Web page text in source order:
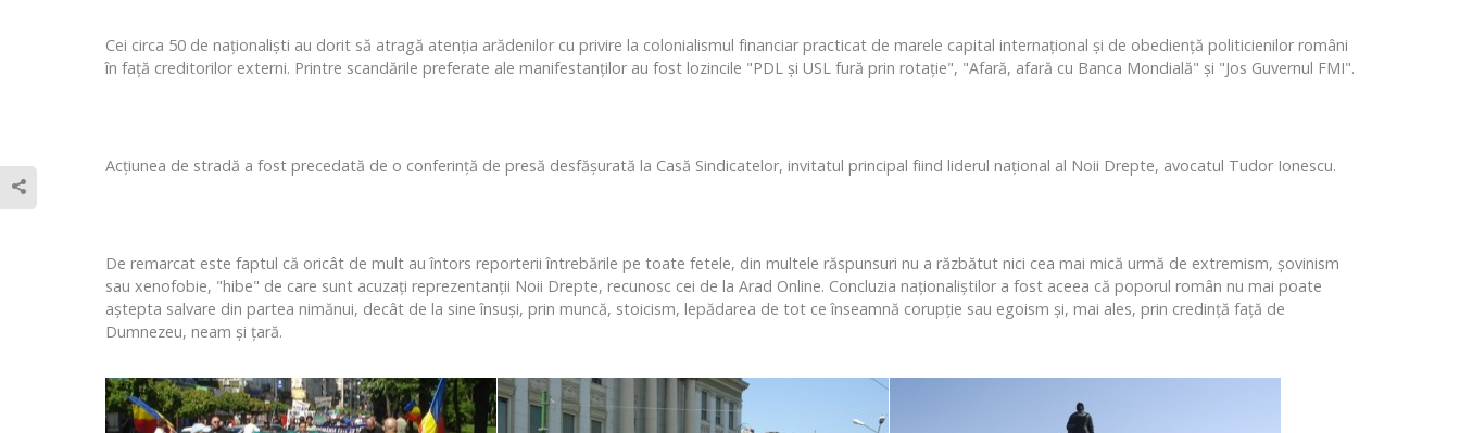
Cei circa 50 de naţionalişti au dorit să atragă atenţia arădenilor cu privire la colonialismul financiar practicat de marele capital internaţional şi de obedienţă politicienilor români
în faţă creditorilor externi. Printre scandările preferate ale manifestanţilor au fost lozincile "PDL şi USL fură prin rotaţie", "Afară, afară cu Banca Mondială" şi "Jos Guvernul FMI".
Acţiunea de stradă a fost precedată de o conferinţă de presă desfăşurată la Casă Sindicatelor, invitatul principal fiind liderul naţional al Noii Drepte, avocatul Tudor Ionescu.
De remarcat este faptul că oricât de mult au întors reporterii întrebările pe toate fetele, din multele răspunsuri nu a răzbătut nici cea mai mică urmă de extremism, şovinism
sau xenofobie, "hibe" de care sunt acuzaţi reprezentanţii Noii Drepte, recunosc cei de la Arad Online. Concluzia naţionaliştilor a fost aceea că poporul român nu mai poate
aştepta salvare din partea nimănui, decât de la sine însuşi, prin muncă, stoicism, lepădarea de tot ce înseamnă corupţie sau egoism şi, mai ales, prin credinţă faţă de
Dumnezeu, neam şi ţară.